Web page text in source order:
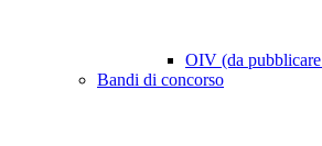
OIV (da
Bandi di concorso